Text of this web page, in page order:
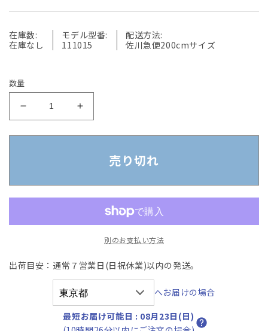
在庫数:
在庫なし
モデル型番:
111015
配送方法:
佐川急便200cmサイズ
数量
エ
ク
ア
肘
【中
エ
ク
ア
肘
ア
ラ
ン
売り切れ
別のお支払い方法
出荷目安：通常７営業日(日祝休業)以内の発送。
へお届けの場合
最短お届け可能日 : 08月23日(日)